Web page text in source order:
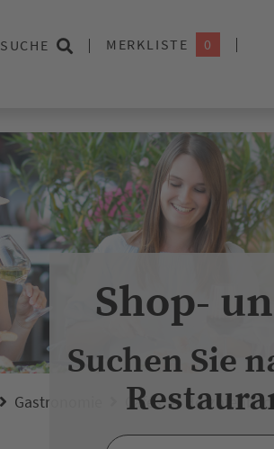
SUCHE MERKLISTE 0
Shop-
Suchen Sie
Gastronomie Cafés